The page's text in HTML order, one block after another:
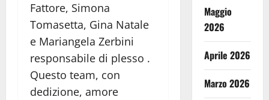
Fattore, Simona
Tomasetta, Gina Natale
e Mariangela Zerbini
responsabile di plesso .
Questo team, con
dedizione, amore
Maggio
2026
Aprile 2026
Marzo 2026